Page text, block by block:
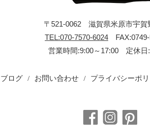
〒521-0062 滋賀県米原市宇賀
TEL:070-7570-6024 FAX:0749-
営業時間:9:00～17:00 定休日
ブログ お問い合わせ プライバシーポ